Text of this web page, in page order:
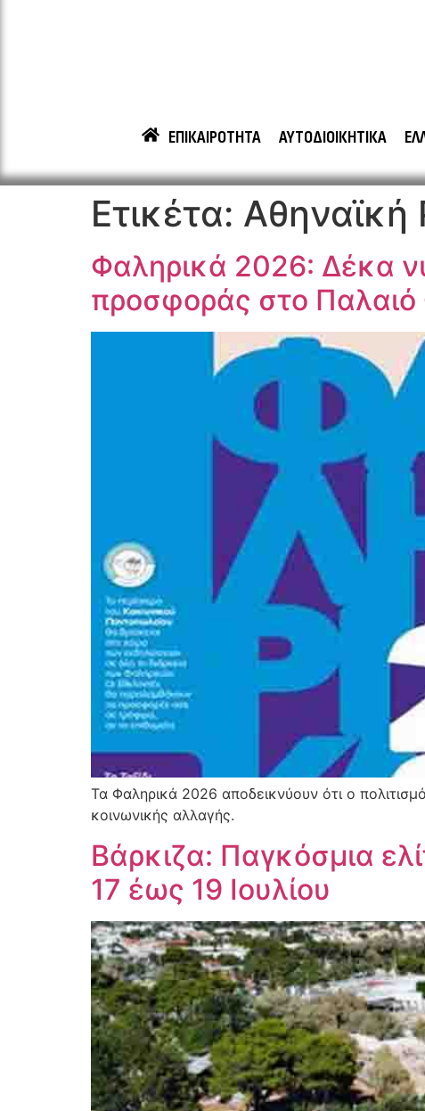
ΕΠΙΚΑΙΡΟΤΗΤΑ ΑΥΤΟΔΙΟΙΚΗΤΙΚΑ
Ετικέτα: Αθηναϊκή
Φαληρικά 2026: Δέκα
προσφοράς στο
Τα Φαληρικά 2026 αποδεικνύουν ότι ο
κοινωνικής αλλαγής.
Βάρκιζα: Παγκόσμια
17 έως 19 Ιουλίου